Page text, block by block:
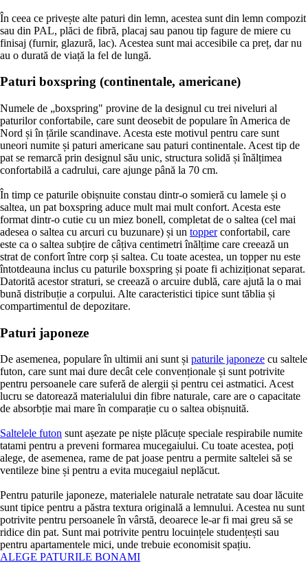
În ceea ce privește alte paturi din lemn, acestea sunt din lemn compozit
sau din PAL, plăci de fibră, placaj sau panou tip fagure de miere cu
finisaj (furnir, glazură, lac). Acestea sunt mai accesibile ca preț, dar nu
au o durată de viață la fel de lungă.
Paturi boxspring (continentale, americane)
Numele de „boxspring" provine de la designul cu trei niveluri al
paturilor confortabile, care sunt deosebit de populare în America de
Nord și în țările scandinave. Acesta este motivul pentru care sunt
uneori numite și paturi americane sau paturi continentale. Acest tip de
pat se remarcă prin designul său unic, structura solidă și înălțimea
confortabilă a cadrului, care ajunge până la 70 cm.
În timp ce paturile obișnuite constau dintr-o somieră cu lamele și o
saltea, un pat boxspring aduce mult mai mult confort. Acesta este
format dintr-o cutie cu un miez bonell, completat de o saltea (cel mai
adesea o saltea cu arcuri cu buzunare) și un topperconfortabil, care
este ca o saltea subțire de câțiva centimetri înălțime care creează un
strat de confort între corp și saltea. Cu toate acestea, un topper nu este
întotdeauna inclus cu paturile boxspring și poate fi achiziționat separat.
Datorită acestor straturi, se creează o arcuire dublă, care ajută la o mai
bună distribuție a corpului. Alte caracteristici tipice sunt tăblia și
compartimentul de depozitare.
Paturi japoneze
De asemenea, populare în ultimii ani sunt și paturile japoneze cu saltele
futon, care sunt mai dure decât cele convenționale și sunt potrivite
pentru persoanele care suferă de alergii și pentru cei astmatici. Acest
lucru se datorează materialului din fibre naturale, care are o capacitate
de absorbție mai mare în comparație cu o saltea obișnuită.
Saltelele futon sunt așezate pe niște plăcuțe speciale respirabile numite
tatami pentru a preveni formarea mucegaiului. Cu toate acestea, poți
alege, de asemenea, rame de pat joase pentru a permite saltelei să se
ventileze bine și pentru a evita mucegaiul neplăcut.
Pentru paturile japoneze, materialele naturale netratate sau doar lăcuite
sunt tipice pentru a păstra textura originală a lemnului. Acestea nu sunt
potrivite pentru persoanele în vârstă, deoarece le-ar fi mai greu să se
ridice din pat. Sunt mai potrivite pentru locuințele studențești sau
pentru apartamentele mici, unde trebuie economisit spațiu.
ALEGE PATURILE BONAMI